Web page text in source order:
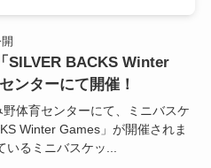
SILVER BACKS Winter
ンターにて開催！
体育センターにて、ミニバスケ
Winter Games」が開催されま
るミニバスケッ...